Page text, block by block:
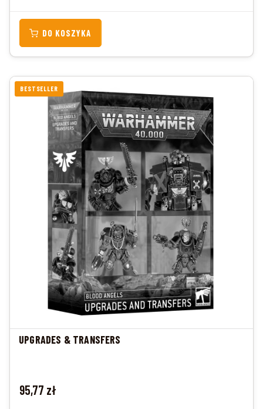
DO KOSZYKA
BESTSELLER
UPGRADES & TRANSFERS
Cena
95,77 zł